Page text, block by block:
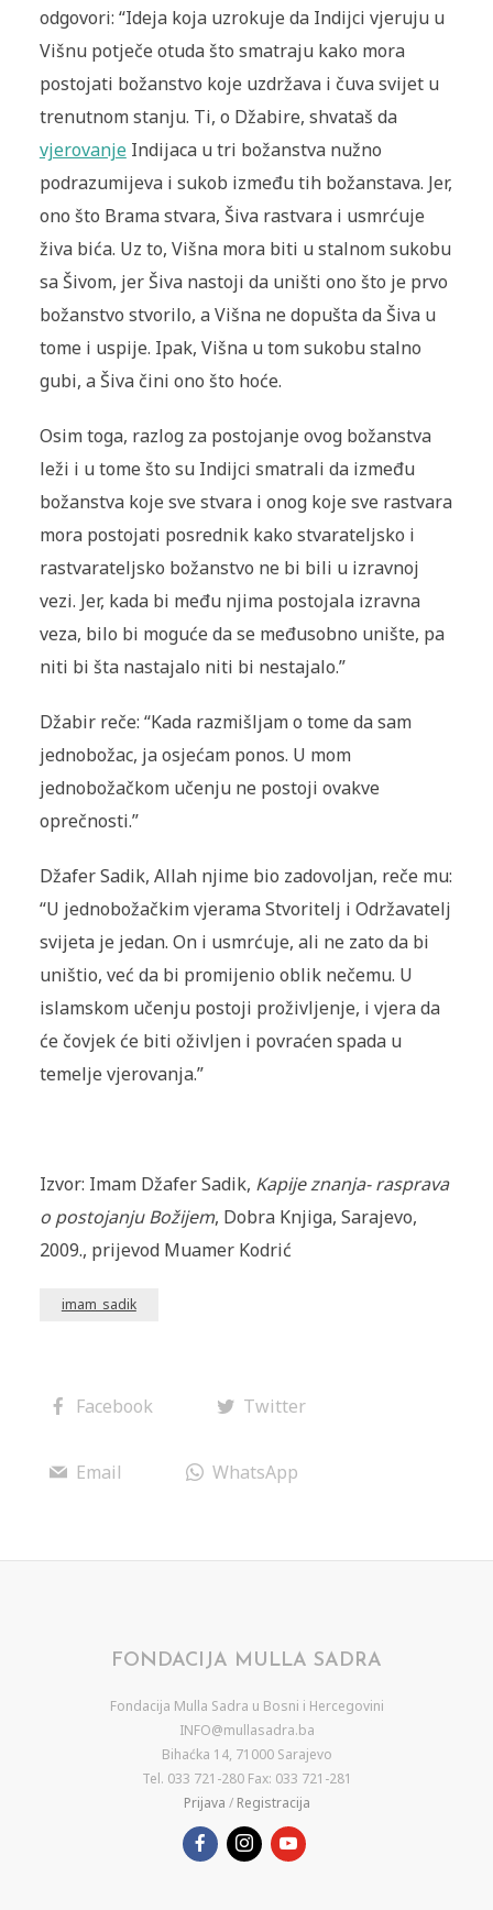
odgovori: “Ideja koja uzrokuje da Indijci vjeruju u
Višnu potječe otuda što smatraju kako mora
postojati božanstvo koje uzdržava i čuva svijet u
trenutnom stanju. Ti, o Džabire, shvataš da
vjerovanjeIndijaca u tri božanstva nužno
podrazumijeva i sukob između tih božanstava. Jer,
ono što Brama stvara, Šiva rastvara i usmrćuje
živa bića. Uz to, Višna mora biti u stalnom sukobu
sa Šivom, jer Šiva nastoji da uništi ono što je prvo
božanstvo stvorilo, a Višna ne dopušta da Šiva u
tome i uspije. Ipak, Višna u tom sukobu stalno
gubi, a Šiva čini ono što hoće.
Osim toga, razlog za postojanje ovog božanstva
leži i u tome što su Indijci smatrali da između
božanstva koje sve stvara i onog koje sve rastvara
mora postojati posrednik kako stvarateljsko i
rastvarateljsko božanstvo ne bi bili u izravnoj
vezi. Jer, kada bi među njima postojala izravna
veza, bilo bi moguće da se međusobno unište, pa
niti bi šta nastajalo niti bi nestajalo.”
Džabir reče: “Kada razmišljam o tome da sam
jednobožac, ja osjećam ponos. U mom
jednobožačkom učenju ne postoji ovakve
oprečnosti.”
Džafer Sadik, Allah njime bio zadovoljan, reče mu:
“U jednobožačkim vjerama Stvoritelj i Održavatelj
svijeta je jedan. On i usmrćuje, ali ne zato da bi
uništio, već da bi promijenio oblik nečemu. U
islamskom učenju postoji proživljenje, i vjera da
će čovjek će biti oživljen i povraćen spada u
temelje vjerovanja.”
Izvor: Imam Džafer Sadik, Kapije znanja- rasprava
o postojanju Božijem, Dobra Knjiga, Sarajevo,
2009., prijevod Muamer Kodrić
imam_sadik
Facebook Twitter
Email WhatsApp
FONDACIJA MULLA SADRA
Fondacija Mulla Sadra u Bosni i Hercegovini
INFO@mullasadra.ba
Bihaćka 14, 71000 Sarajevo
Tel. 033 721-280 Fax: 033 721-281
Prijava / Registracija